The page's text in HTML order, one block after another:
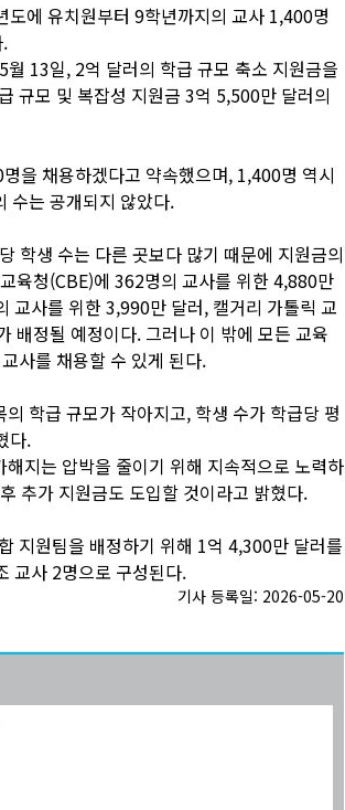
에 유치원부터 9학년까지의 교사 1,400명
13일, 2억 달러의 학급 규모 축소 지원금을
규모 및 복잡성 지원금 3억 5,500만 달러의
을 채용하겠다고 약속했으며, 1,400명 역시
수는 공개되지 않았다.
학생 수는 다른 곳보다 많기 때문에 지원금의
육청(CBE)에 362명의 교사를 위한 4,880만
교사를 위한 3,990만 달러, 캘거리 가톨릭 교
배정될 예정이다. 그러나 이 밖에 모든 교육
사를 채용할 수 있게 된다.
학급 규모가 작아지고, 학생 수가 학급당 평
다.
지는 압박을 줄이기 위해 지속적으로 노력하
추가 지원금도 도입할 것이라고 밝혔다.
지원팀을 배정하기 위해 1억 4,300만 달러를
교사 2명으로 구성된다.
기사 등록일: 2026-05-20